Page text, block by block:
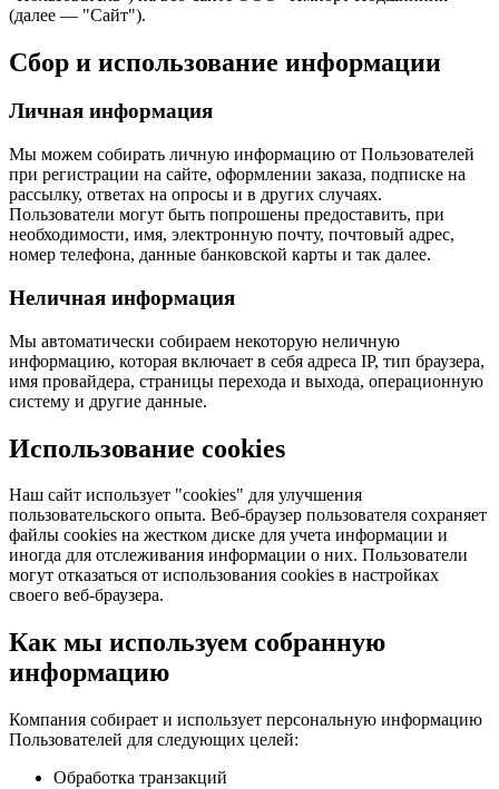
(далее — "Сайт").
Сбор и использование информации
Личная информация
Мы можем собирать личную информацию от Пользователей
при регистрации на сайте, оформлении заказа, подписке на
рассылку, ответах на опросы и в других случаях.
Пользователи могут быть попрошены предоставить, при
необходимости, имя, электронную почту, почтовый адрес,
номер телефона, данные банковской карты и так далее.
Неличная информация
Мы автоматически собираем некоторую неличную
информацию, которая включает в себя адреса IP, тип браузера,
имя провайдера, страницы перехода и выхода, операционную
систему и другие данные.
Использование cookies
Наш сайт использует "cookies" для улучшения
пользовательского опыта. Веб-браузер пользователя сохраняет
файлы cookies на жестком диске для учета информации и
иногда для отслеживания информации о них. Пользователи
могут отказаться от использования cookies в настройках
своего веб-браузера.
Как мы используем собранную
информацию
Компания собирает и использует персональную информацию
Пользователей для следующих целей:
Обработка транзакций